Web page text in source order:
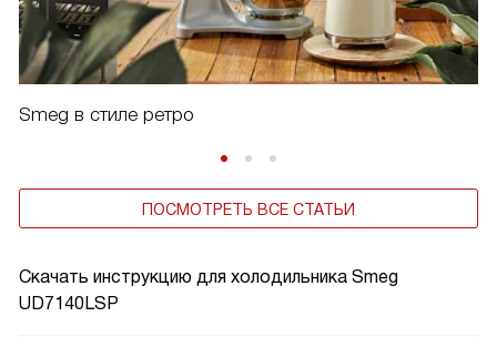
Скачать инструкцию для холодильника Smeg
UD7140LSP
Smeg в стиле ретро
ПОСМОТРЕТЬ ВСЕ СТАТЬИ